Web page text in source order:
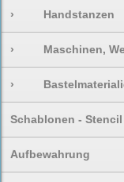
› Handstanzen
› Maschinen,
›
Schablonen - Stencil
Aufbewahrung